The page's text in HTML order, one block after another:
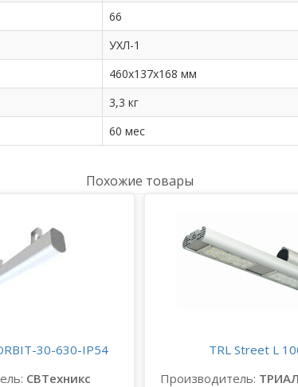
66
УХЛ-1
460х137х168 мм
3,3 кг
60 мес
Похожие товары
30-630-IP54
СВТехникс
TRL Street L
Производитель: